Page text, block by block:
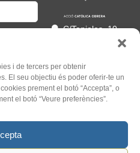
i de tercers per obtenir
El seu objectiu és poder oferir-te un
prement el botó “Accepta”, o
el botó “Veure preferències”.
legal
C/Tapioles, 10
93 505 86 86
hola@acocat.org